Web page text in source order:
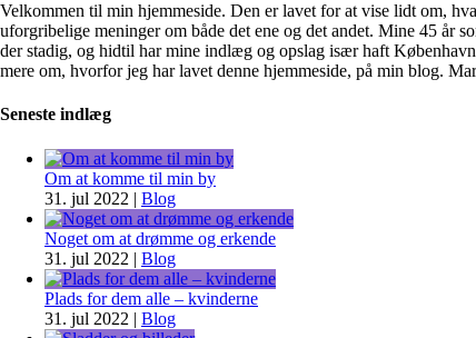
Velkommen til min hjemmeside. Den er lavet for at vise lidt om,
uforgribelige meninger om både det ene og det andet. Mine 45 år
der stadig, og hidtil har mine indlæg og opslag især haft
mere om, hvorfor jeg har lavet denne hjemmeside, på min blog.
Seneste indlæg
Om at komme til min by
31. jul 2022 | Blog
Noget om at drømme og erkende
31. jul 2022 | Blog
Plads for dem alle – kvinderne
31. jul 2022 | Blog